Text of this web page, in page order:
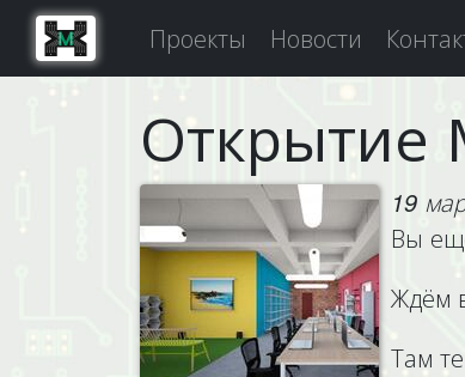
Проекты Новости
Открытие
19
Вы
Ждём
Там